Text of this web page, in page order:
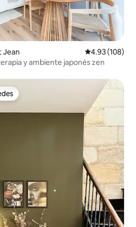
Jean Calificación
4.93 (108)
y ambiente japonés zen